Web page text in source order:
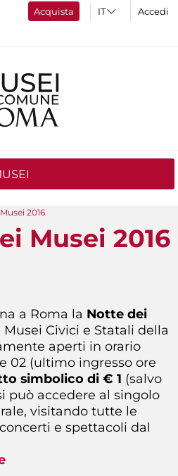
Acquista Accedi
2016
Musei 2016
a Roma la Notte dei
Civici e Statali della
aperti in orario
02 (ultimo ingresso ore
simbolico di € 1 (salvo
può accedere al singolo
visitando tutte le
e spettacoli dal